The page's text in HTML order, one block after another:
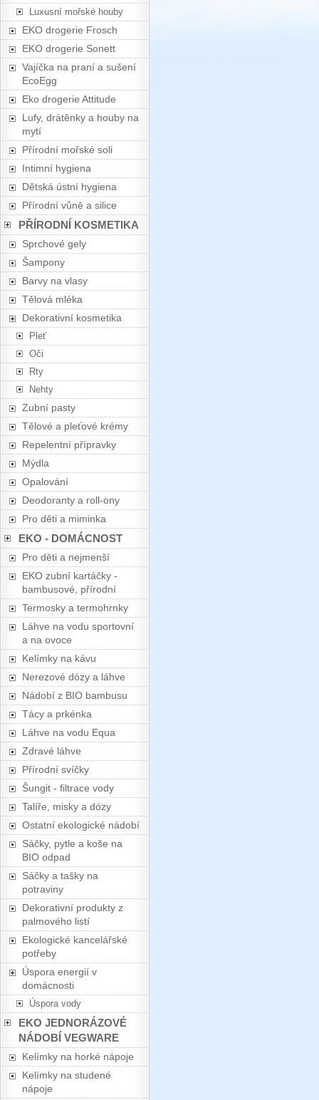
Luxusní mořské houby
EKO drogerie Frosch
EKO drogerie Sonett
Vajíčka na praní a sušení
EcoEgg
Eko drogerie Attitude
Lufy, drátěnky a houby na
mytí
Přírodní mořské soli
Intimní hygiena
Dětská ústní hygiena
Přírodní vůně a silice
PŘÍRODNÍ KOSMETIKA
Sprchové gely
Šampony
Barvy na vlasy
Tělová mléka
Dekorativní kosmetika
Pleť
Oči
Rty
Nehty
Zubní pasty
Tělové a pleťové krémy
Repelentní přípravky
Mýdla
Opalování
Deodoranty a roll-ony
Pro děti a miminka
EKO - DOMÁCNOST
Pro děti a nejmenší
EKO zubní kartáčky -
bambusové, přírodní
Termosky a termohrnky
Láhve na vodu sportovní
a na ovoce
Kelímky na kávu
Nerezové dózy a láhve
Nádobí z BIO bambusu
Tácy a prkénka
Láhve na vodu Equa
Zdravé láhve
Přírodní svíčky
Šungit - filtrace vody
Talíře, misky a dózy
Ostatní ekologické nádobí
Sáčky, pytle a koše na
BIO odpad
Sáčky a tašky na
potraviny
Dekorativní produkty z
palmového listí
Ekologické kancelářské
potřeby
Úspora energií v
domácnosti
Úspora vody
EKO JEDNORÁZOVÉ
NÁDOBÍ VEGWARE
Kelímky na horké nápoje
Kelímky na studené
nápoje